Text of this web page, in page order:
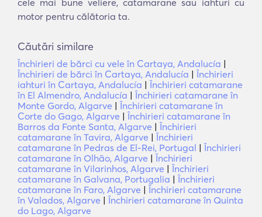
cele mai bune veliere, catamarane sau iahturi cu
motor pentru călătoria ta.
Căutări similare
Închirieri de bărci cu vele în Cartaya, Andalucía |
Închirieri de bărci în Cartaya, Andalucía | Închirieri
iahturi în Cartaya, Andalucía | Închirieri catamarane
în El Almendro, Andalucía | Închirieri catamarane în
Monte Gordo, Algarve | Închirieri catamarane în
Corte do Gago, Algarve | Închirieri catamarane în
Barros da Fonte Santa, Algarve | Închirieri
catamarane în Tavira, Algarve | Închirieri
catamarane în Pedras de El-Rei, Portugal | Închirieri
catamarane în Olhão, Algarve | Închirieri
catamarane în Vilarinhos, Algarve | Închirieri
catamarane în Galvana, Portugalia | Închirieri
catamarane în Faro, Algarve | Închirieri catamarane
în Valados, Algarve | Închirieri catamarane în Quinta
do Lago, Algarve